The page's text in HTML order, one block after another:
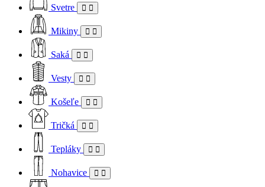
Svetre
Mikiny
Saká
Vesty
Košeľe
Tričká
Tepláky
Nohavice